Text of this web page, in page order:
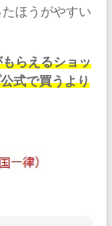
ほうがやすい
らえるショッ
式で買うより